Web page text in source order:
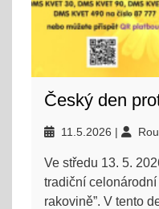
Český den
11.5.2026
Ve středu 13. 5.
tradiční celonárodní
rakovině”. V tento